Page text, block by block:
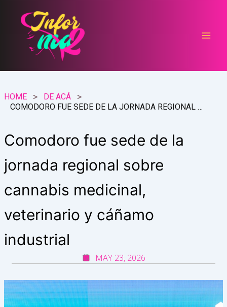
contenido
HOME
DE ACÁ
COMODORO FUE SEDE DE LA JORNADA REGIONAL SOBRE CANNABIS MEDICINAL, VETERINARIO Y CÁÑAMO INDUSTRIAL
Comodoro fue sede de la
jornada regional sobre
cannabis medicinal,
veterinario y cáñamo
industrial
MAY 23, 2026